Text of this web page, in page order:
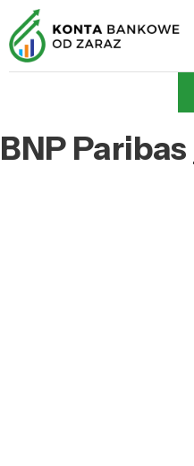
BNP Paribas